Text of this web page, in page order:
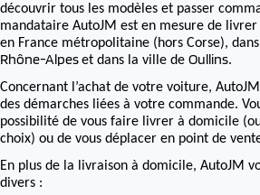
découvrir tous les modèles et passer
mandataire AutoJM est en mesure de
en France métropolitaine (hors Corse),
Rhône-Alpeset dans la ville de Oullins.
Concernant l’achat de votre voiture, AutoJM
des démarches liées à votre commande.
possibilité de vous faire livrer à domicile
choix) ou de vous déplacer en point de
En plus de la livraison à domicile, AutoJM
divers :